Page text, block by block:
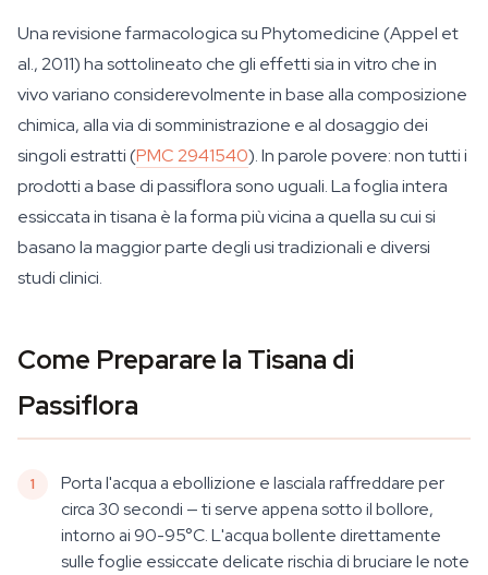
Una revisione farmacologica suPhytomedicine(Appel et
al., 2011) ha sottolineato che gli effetti sia in vitro che in
vivo variano considerevolmente in base alla composizione
chimica, alla via di somministrazione e al dosaggio dei
singoli estratti (PMC 2941540). In parole povere: non tutti i
prodotti a base di passiflora sono uguali. La foglia intera
essiccata in tisana è la forma più vicina a quella su cui si
basano la maggior parte degli usi tradizionali e diversi
studi clinici.
Come Preparare la Tisana di
Passiflora
Porta l'acqua a ebollizione e lasciala raffreddare per
circa 30 secondi — ti serve appena sotto il bollore,
intorno ai 90-95°C. L'acqua bollente direttamente
sulle foglie essiccate delicate rischia di bruciare le note